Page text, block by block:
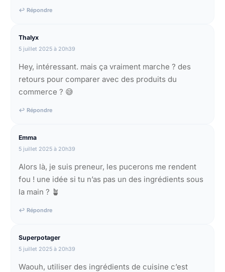
↩ Répondre
Thalyx
5 juillet 2025 à 20h39
Hey, intéressant. mais ça vraiment marche ? des
retours pour comparer avec des produits du
commerce ? 😅
↩ Répondre
Emma
5 juillet 2025 à 20h39
Alors là, je suis preneur, les pucerons me rendent
fou ! une idée si tu n’as pas un des ingrédients sous
la main ? 🪴
↩ Répondre
Superpotager
5 juillet 2025 à 20h39
Waouh, utiliser des ingrédients de cuisine c’est